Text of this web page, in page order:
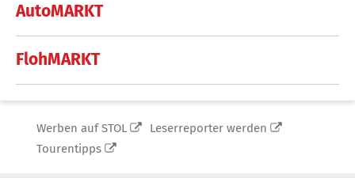
AutoMARKT
FlohMARKT
Werben auf STOL
Leserreporter werden
Tourentipps